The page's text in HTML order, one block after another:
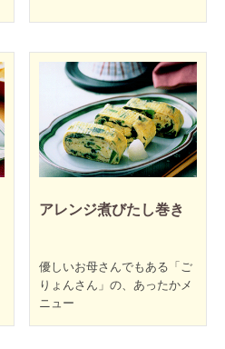
アレンジ煮びたし巻き
優しいお母さんでもある「ご
りょんさん」の、あったかメ
ニュー